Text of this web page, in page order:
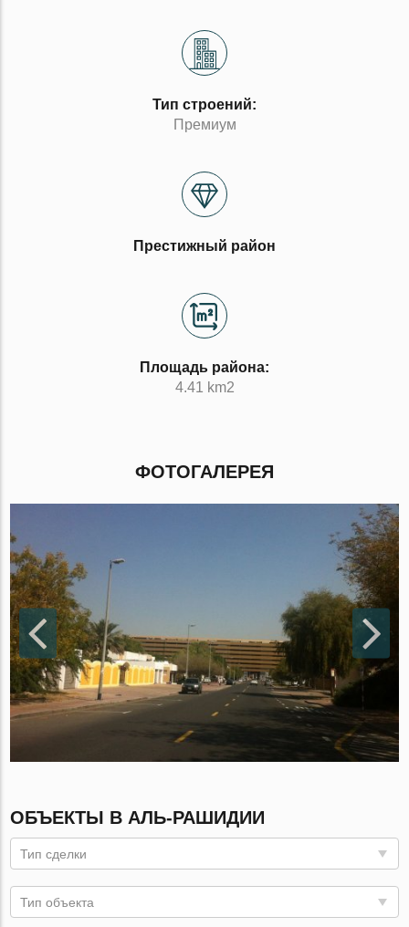
Тип строений:
Премиум
Престижный район
Площадь района:
4.41 km2
ФОТОГАЛЕРЕЯ
ОБЪЕКТЫ В АЛЬ-РАШИДИИ
Тип сделки
Тип объекта